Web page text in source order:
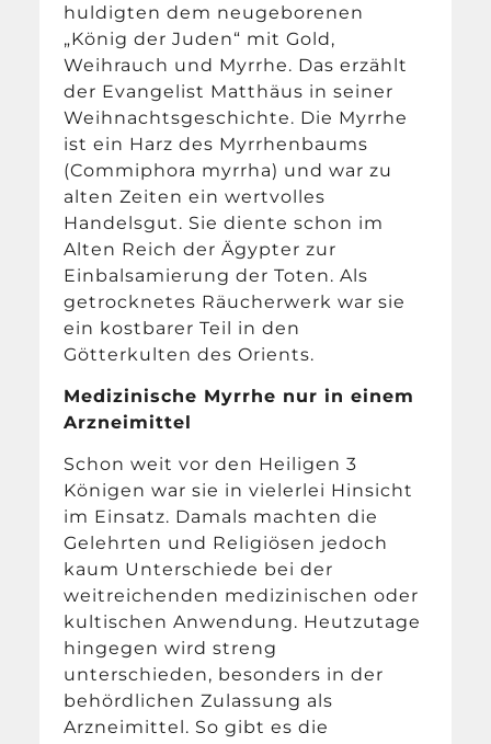
huldigten dem neugeborenen
„König der Juden“ mit Gold,
Weihrauch und Myrrhe. Das erzählt
der Evangelist Matthäus in seiner
Weihnachtsgeschichte. Die Myrrhe
ist ein Harz des Myrrhenbaums
(Commiphora myrrha) und war zu
alten Zeiten ein wertvolles
Handelsgut. Sie diente schon im
Alten Reich der Ägypter zur
Einbalsamierung der Toten. Als
getrocknetes Räucherwerk war sie
ein kostbarer Teil in den
Götterkulten des Orients.
Medizinische Myrrhe nur in einem
Arzneimittel
Schon weit vor den Heiligen 3
Königen war sie in vielerlei Hinsicht
im Einsatz. Damals machten die
Gelehrten und Religiösen jedoch
kaum Unterschiede bei der
weitreichenden medizinischen oder
kultischen Anwendung. Heutzutage
hingegen wird streng
unterschieden, besonders in der
behördlichen Zulassung als
Arzneimittel. So gibt es die